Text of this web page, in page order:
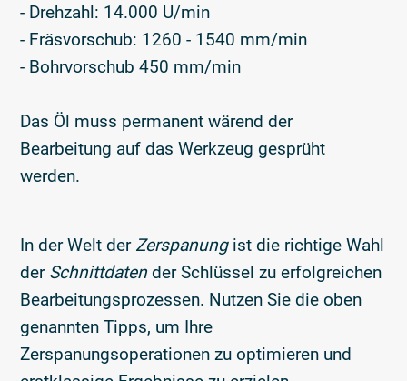
- Drehzahl: 14.000 U/min
- Fräsvorschub: 1260 - 1540 mm/min
- Bohrvorschub 450 mm/min
Das Öl muss permanent wärend der
Bearbeitung auf das Werkzeug gesprüht
werden.
In der Welt der Zerspanungist die richtige Wahl
der Schnittdaten der Schlüssel zu erfolgreichen
Bearbeitungsprozessen. Nutzen Sie die oben
genannten Tipps, um Ihre
Zerspanungsoperationen zu optimieren und